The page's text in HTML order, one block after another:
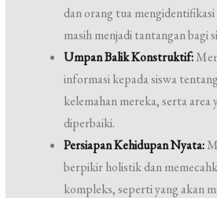
dan orang tua mengidentifikasi
masih menjadi tantangan bagi
Umpan Balik Konstruktif:
informasi kepada siswa
kelemahan mereka, serta area
diperbaiki.
Persiapan Kehidupan Nyata:
berpikir holistik dan
kompleks, seperti yang akan